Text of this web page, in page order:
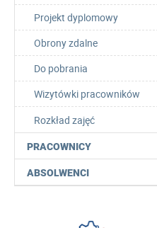
Projekt dyplomowy
Obrony zdalne
Do pobrania
Wizytówki pracowników
Rozkład zajęć
PRACOWNICY
ABSOLWENCI